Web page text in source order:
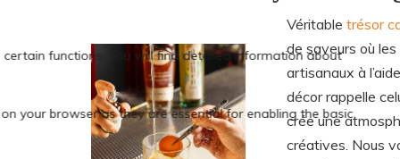
Véritable trésor
de saveurs où
artisanaux à
décor rappelle
crée une
créatives. Nous